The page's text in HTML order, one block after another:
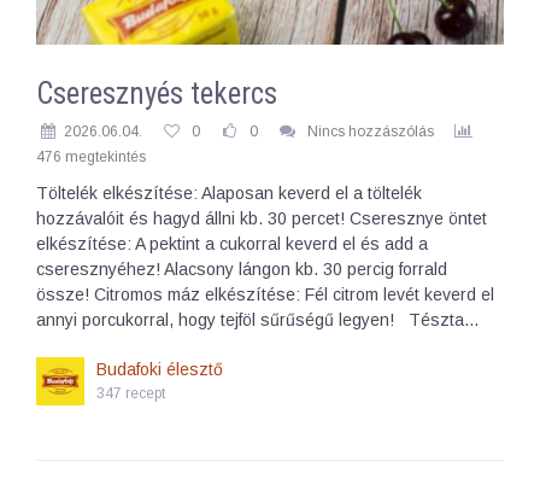
Cseresznyés tekercs
2026.06.04. 0 0
Nincs hozzászólás
476 megtekintés
Töltelék elkészítése: Alaposan keverd el a töltelék
hozzávalóit és hagyd állni kb. 30 percet! Cseresznye öntet
elkészítése: A pektint a cukorral keverd el és add a
cseresznyéhez! Alacsony lángon kb. 30 percig forrald
össze! Citromos máz elkészítése: Fél citrom levét keverd el
annyi porcukorral, hogy tejföl sűrűségű legyen! Tészta…
Budafoki élesztő
347 recept